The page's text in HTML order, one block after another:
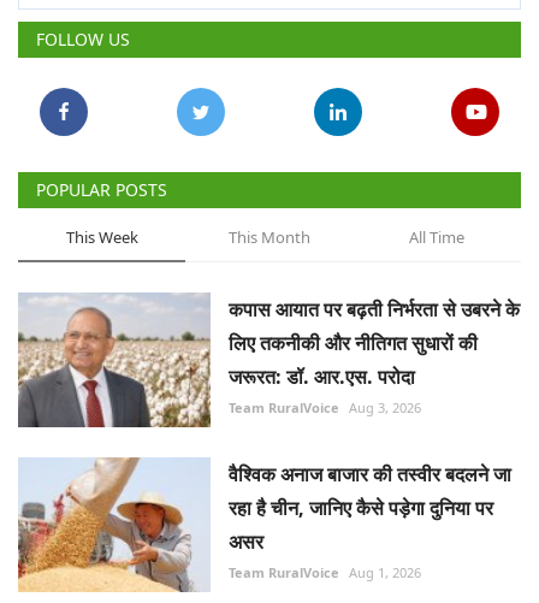
FOLLOW US
POPULAR POSTS
This Week This Month All Time
कपास आयात पर बढ़ती निर्भरता से उबरने के
लिए तकनीकी और नीतिगत सुधारों की
जरूरत: डॉ. आर.एस. परोदा
Team RuralVoice Aug 3, 2026
वैश्विक अनाज बाजार की तस्वीर बदलने जा
रहा है चीन, जानिए कैसे पड़ेगा दुनिया पर
असर
Team RuralVoice Aug 1, 2026